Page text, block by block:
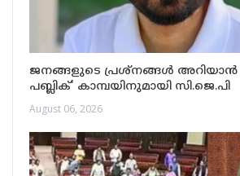
ജനങ്ങളുടെ പ്രശ്നങ്ങൾ
പബ്ലിക്' കാമ്പയിനുമായി സി.ജെ.പി
August 06, 2026